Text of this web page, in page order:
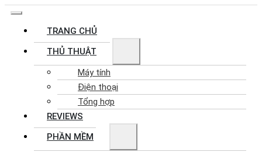
TRANG CHỦ
THỦ THUẬT
Máy tính
Điện thoại
Tổng hợp
REVIEWS
PHẦN MỀM